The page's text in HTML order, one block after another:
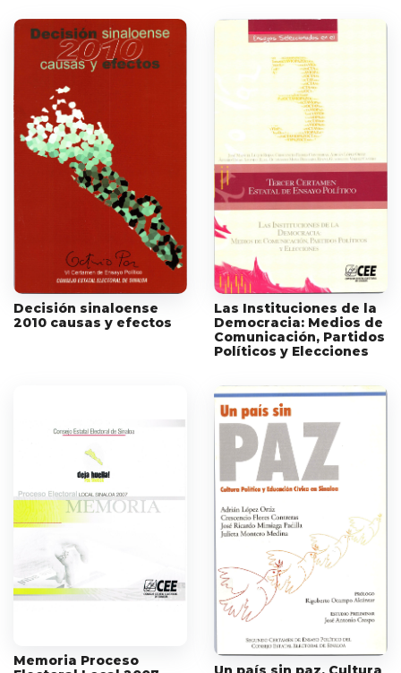
Decisión sinaloense
2010 causas y efectos
Las Instituciones de la
Democracia: Medios de
Comunicación, Partidos
Políticos y Elecciones
Memoria Proceso